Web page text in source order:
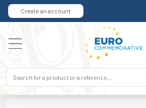
Create an account